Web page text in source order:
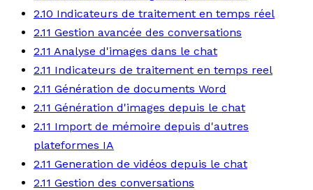
2.10 Indicateurs de traitement en temps réel
2.11 Gestion avancée des conversations
2.11 Analyse d'images dans le chat
2.11 Indicateurs de traitement en temps reel
2.11 Génération de documents Word
2.11 Génération d'images depuis le chat
2.11 Import de mémoire depuis d'autres
plateformes IA
2.11 Generation de vidéos depuis le chat
2.11 Gestion des conversations